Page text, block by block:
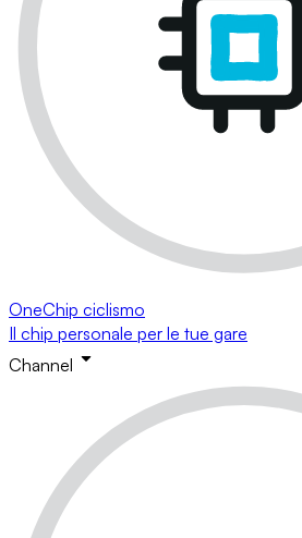
OneChip ciclismo
Il chip personale per le tue gare
Channel